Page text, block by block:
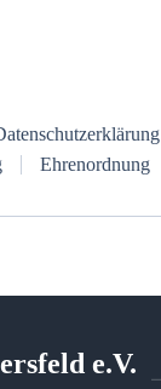
Ehrenordnung
e.V.